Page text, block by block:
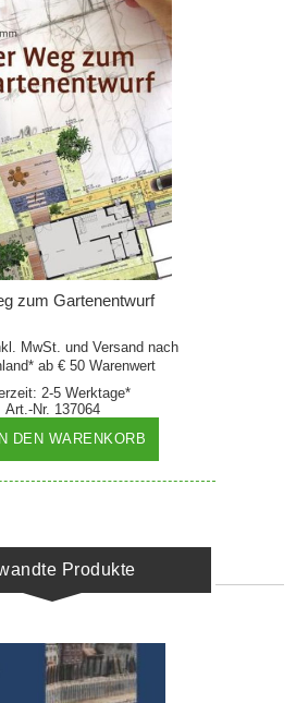
zum Gartenentwurf
MwSt. und Versand nach
ab € 50 Warenwert
2-5 Werktage*
Art.-Nr. 137064
DEN WARENKORB
Produkte